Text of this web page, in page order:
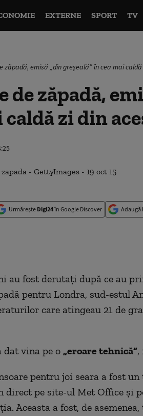
EXTERNE SPORT TV
zăpadă, emisă „din greșeală” în cea mai
zăpadă,
caldă zi din
Urmărește Digi24în Google Discover Adaugă
au fost derutați după ce au
pentru Londra, sud-estul
care atingeau 21 de
dat vina pe o „eroare tehnică”,
pentru joi seara a fost
direct pe site-ul Met Office și
Aceasta a fost, de